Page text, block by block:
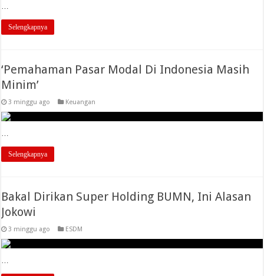
Selengkapnya
‘Pemahaman Pasar Modal Di Indonesia Masih
Minim’
3 minggu ago Keuangan
Selengkapnya
Bakal Dirikan Super Holding BUMN, Ini Alasan
Jokowi
3 minggu ago ESDM